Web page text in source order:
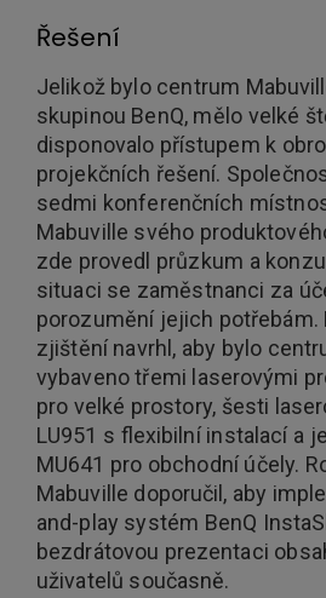
Řešení
Jelikož bylo centrum
skupinou BenQ, mělo velké
disponovalo přístupem k
projekčních řešení.
sedmi konferenčních
Mabuville svého
zde provedl průzkum a
situaci se zaměstnanci za
porozumění jejich potřebám.
zjištění navrhl, aby bylo
vybaveno třemi laserovými
pro velké prostory, šesti
LU951 s flexibilní instalací a
MU641 pro obchodní účely.
Mabuville doporučil, aby
and-play systém BenQ
bezdrátovou prezentaci
uživatelů současně.